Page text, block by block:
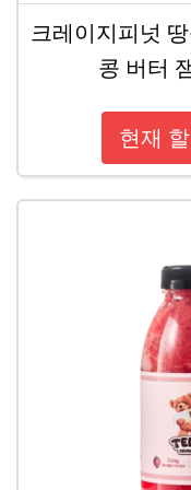
크레이지피넛
콩 버터
현재